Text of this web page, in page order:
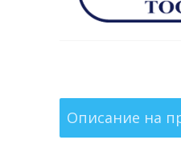
Описание на